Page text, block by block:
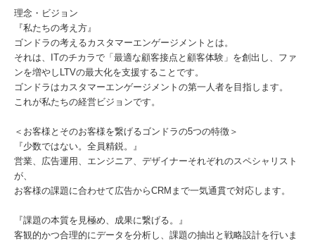
理念・ビジョン
『私たちの考え方』
ゴンドラの考えるカスタマーエンゲージメントとは。
それは、ITのチカラで「最適な顧客接点と顧客体験」を創出し、ファ
ンを増やしLTVの最大化を支援することです。
ゴンドラはカスタマーエンゲージメントの第一人者を目指します。
これが私たちの経営ビジョンです。
＜お客様とそのお客様を繋げるゴンドラの5つの特徴＞
『少数ではない。全員精鋭。』
営業、広告運用、エンジニア、デザイナーそれぞれのスペシャリスト
が、
お客様の課題に合わせて広告からCRMまで一気通貫で対応します。
『課題の本質を見極め、成果に繋げる。』
客観的かつ合理的にデータを分析し、課題の抽出と戦略設計を行いま